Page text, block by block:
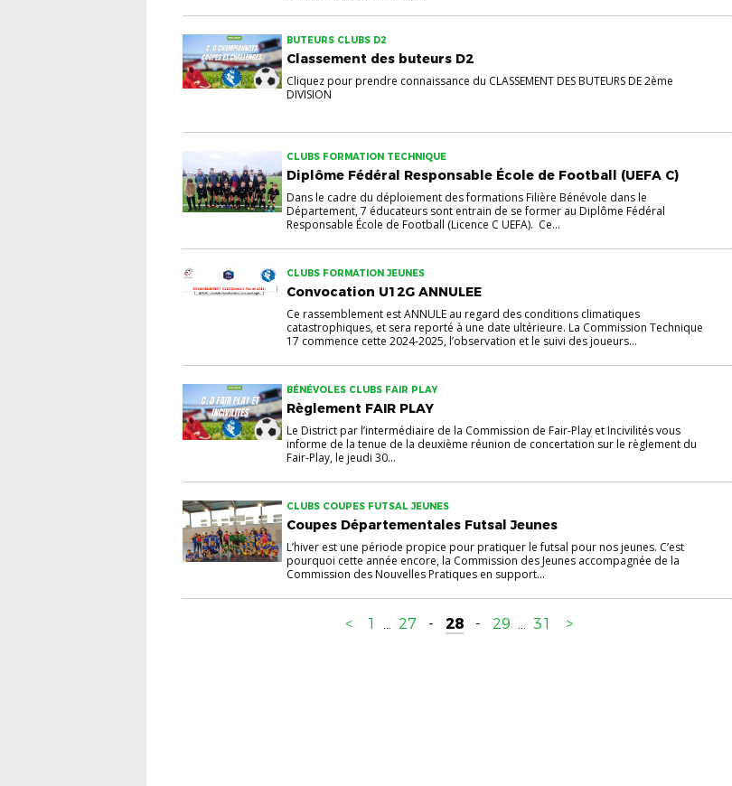
BUTEURS CLUBS D2
Classement des buteurs D2
Cliquez pour prendre connaissance du CLASSEMENT DES BUTEURS DE 2ème
DIVISION
CLUBS FORMATION TECHNIQUE
Diplôme Fédéral Responsable École de Football (UEFA C)
Dans le cadre du déploiement des formations Filière Bénévole dans le
Département, 7 éducateurs sont entrain de se former au Diplôme Fédéral
Responsable École de Football (Licence C UEFA). Ce...
CLUBS FORMATION JEUNES
Convocation U12G ANNULEE
Ce rassemblement est ANNULE au regard des conditions climatiques
catastrophiques, et sera reporté à une date ultérieure. La Commission Technique
17 commence cette 2024-2025, l’observation et le suivi des joueurs...
BÉNÉVOLES CLUBS FAIR PLAY
Règlement FAIR PLAY
Le District par l’intermédiaire de la Commission de Fair-Play et Incivilités vous
informe de la tenue de la deuxième réunion de concertation sur le règlement du
Fair-Play, le jeudi 30...
CLUBS COUPES FUTSAL JEUNES
Coupes Départementales Futsal Jeunes
L’hiver est une période propice pour pratiquer le futsal pour nos jeunes. C’est
pourquoi cette année encore, la Commission des Jeunes accompagnée de la
Commission des Nouvelles Pratiques en support...
< 1 ... 27 - 28 - 29 ... 31 >